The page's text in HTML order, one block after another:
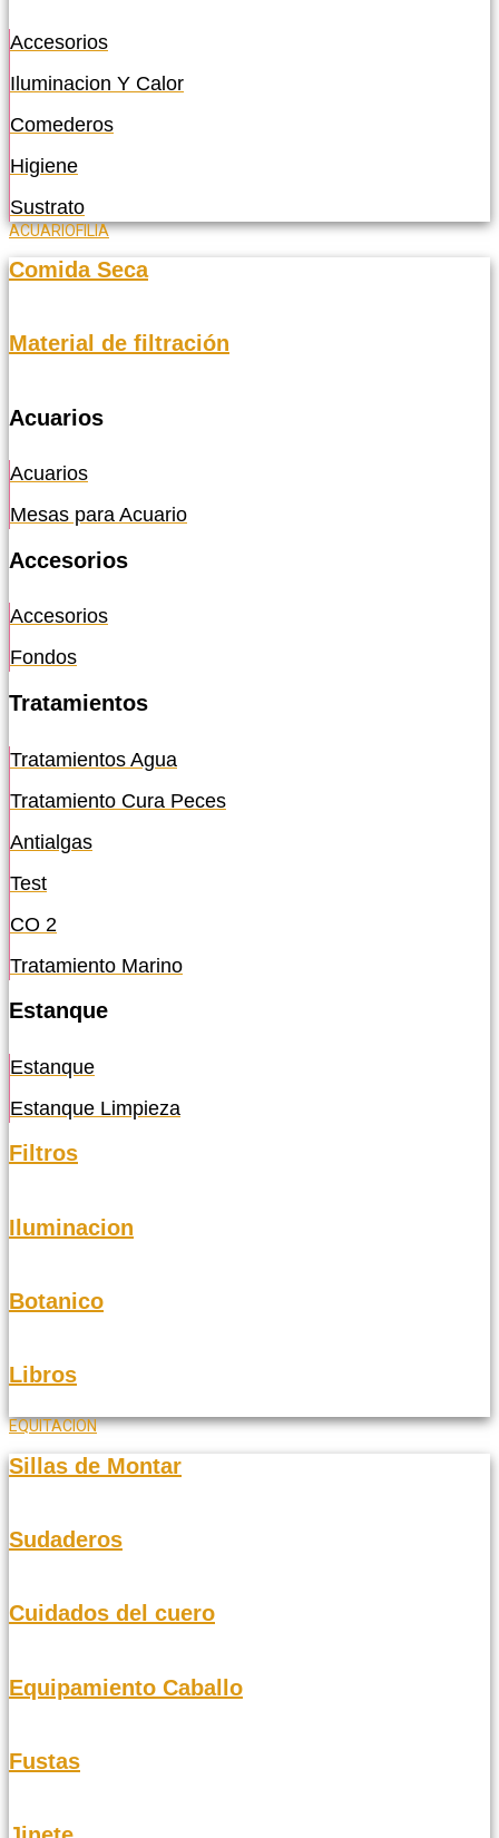
Accesorios
Iluminacion Y Calor
Comederos
Higiene
Sustrato
ACUARIOFILIA
Comida Seca
Material de filtración
Acuarios
Acuarios
Mesas para Acuario
Accesorios
Accesorios
Fondos
Tratamientos
Tratamientos Agua
Tratamiento Cura Peces
Antialgas
Test
CO 2
Tratamiento Marino
Estanque
Estanque
Estanque Limpieza
Filtros
Iluminacion
Botanico
Libros
EQUITACION
Sillas de Montar
Sudaderos
Cuidados del cuero
Equipamiento Caballo
Fustas